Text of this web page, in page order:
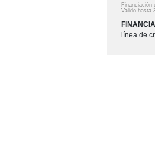
Financiación
Válido hasta
línea de